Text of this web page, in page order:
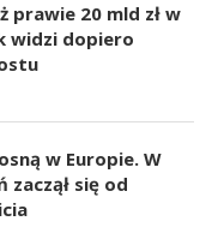
prawie 20 mld zł w
widzi dopiero
w Europie. W
zaczął się od